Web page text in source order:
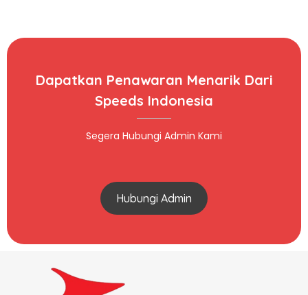
Dapatkan Penawaran Menarik Dari
Speeds Indonesia
Segera Hubungi Admin Kami
Hubungi Admin